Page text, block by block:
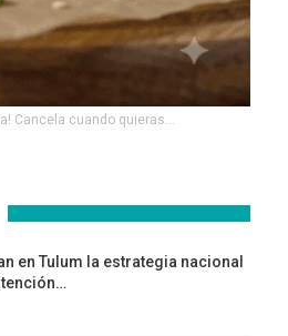
Cancela cuando quieras...
en Tulum la estrategia nacional